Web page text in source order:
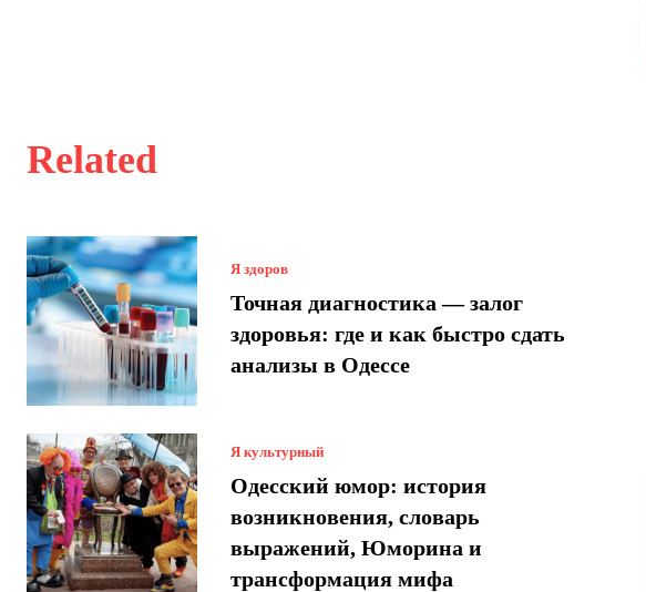
Related
Я здоров
Точная диагностика — залог
здоровья: где и как быстро сдать
анализы в Одессе
Я культурный
Одесский юмор: история
возникновения, словарь
выражений, Юморина и
трансформация мифа